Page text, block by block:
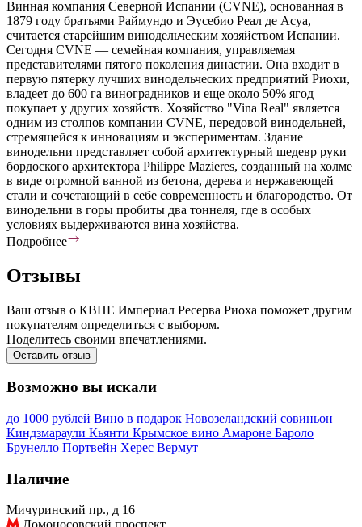
Винная компания Северной Испании (CVNE), основанная в
1879 году братьями Раймундо и Эусебио Реал де Асуа,
считается старейшим винодельческим хозяйством Испании.
Сегодня CVNE — семейная компания, управляемая
представителями пятого поколения династии. Она входит в
первую пятерку лучших винодельческих предприятий Риохи,
владеет до 600 га виноградников и еще около 50% ягод
покупает у других хозяйств. Хозяйство "Vina Real" является
одним из столпов компании CVNE, передовой винодельней,
стремящейся к инновациям и экспериментам. Здание
винодельни представляет собой архитектурный шедевр руки
бордоского архитектора Philippe Mazieres, созданный на холме
в виде огромной ванной из бетона, дерева и нержавеющей
стали и сочетающий в себе современность и благородство. От
винодельни в горы пробиты два тоннеля, где в особых
условиях выдерживаются вина хозяйства.
Подробнее
Отзывы
Ваш отзыв о КВНЕ Империал Ресерва Риоха поможет другим
покупателям определиться с выбором.
Поделитесь своими впечатлениями.
Оставить отзыв
Возможно вы искали
до 1000 рублей Вино в подарок Новозеландский совиньон
Киндзмараули Кьянти Крымское вино Амароне Бароло
Брунелло Портвейн Херес Вермут
Наличие
Мичуринский пр., д 16